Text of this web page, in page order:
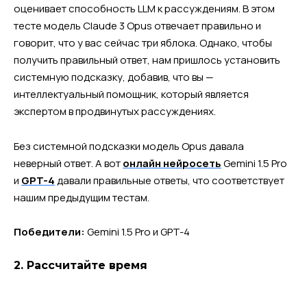
оценивает способность LLM к рассуждениям. В этом
тесте модель Claude 3 Opus отвечает правильно и
говорит, что у вас сейчас три яблока. Однако, чтобы
получить правильный ответ, нам пришлось установить
системную подсказку, добавив, что вы —
интеллектуальный помощник, который является
экспертом в продвинутых рассуждениях.
Без системной подсказки модель Opus давала
неверный ответ. А вотонлайн нейросетьGemini 1.5 Pro
и GPT-4давали правильные ответы, что соответствует
нашим предыдущим тестам.
Победители: Gemini 1.5 Pro и GPT-4
2. Рассчитайте время